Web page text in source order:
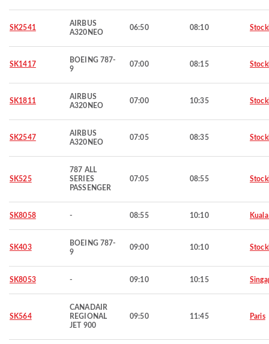
SK2541
AIRBUS
A320NEO
06:50 08:10
SK1417
BOEING 787-
9
07:00 08:15
SK1811
AIRBUS
A320NEO
07:00 10:35
SK2547
AIRBUS
A320NEO
07:05 08:35
SK525
787 ALL
SERIES
PASSENGER
07:05 08:55
SK8058 - 08:55 10:10
SK403
BOEING 787-
9
09:00 10:10
SK8053 - 09:10 10:15
SK564
CANADAIR
REGIONAL
JET 900
09:50 11:45 Paris